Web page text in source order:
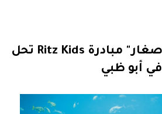
"الأطفال علماء صغار" مبادرة Ritz Kids تحل
في أبو ظبي